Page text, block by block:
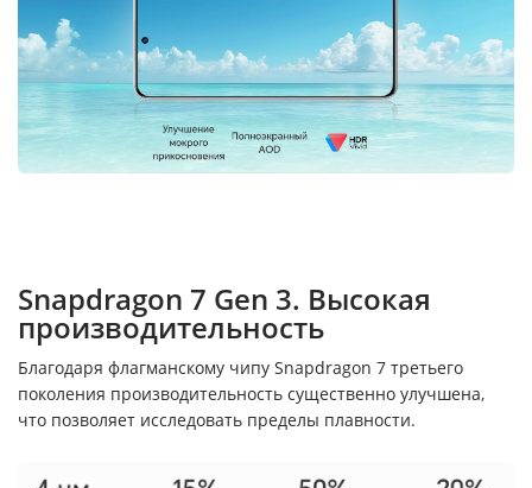
Snapdragon 7 Gen 3. Высокая
производительность
Благодаря флагманскому чипу Snapdragon 7 третьего
поколения производительность существенно улучшена,
что позволяет исследовать пределы плавности.